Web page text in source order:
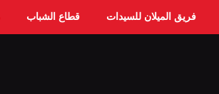
فريق الميلان للسيدات قطاع الشباب